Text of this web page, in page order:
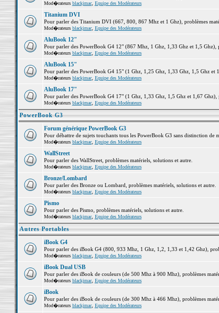
Mod�rateurs blackjmac, Equipe des Modérateurs
Titanium DVI
Pour parler des Titanium DVI (667, 800, 867 Mhz et 1 Ghz), problèmes
Mod�rateurs blackjmac, Equipe des Modérateurs
AluBook 12"
Pour parler des PowerBook G4 12" (867 Mhz, 1 Ghz, 1,33 Ghz et 1,5 Ghz),
Mod�rateurs blackjmac, Equipe des Modérateurs
AluBook 15"
Pour parler des PowerBook G4 15" (1 Ghz, 1,25 Ghz, 1,33 Ghz, 1,5 Ghz et
Mod�rateurs blackjmac, Equipe des Modérateurs
AluBook 17"
Pour parler des PowerBook G4 17" (1 Ghz, 1,33 Ghz, 1,5 Ghz et 1,67 Ghz),
Mod�rateurs blackjmac, Equipe des Modérateurs
PowerBook G3
Forum générique PowerBook G3
Pour débattre de sujets touchants tous les PowerBook G3 sans distinction de
Mod�rateurs blackjmac, Equipe des Modérateurs
WallStreet
Pour parler des WallStreet, problèmes matériels, solutions et autre.
Mod�rateurs blackjmac, Equipe des Modérateurs
Bronze/Lombard
Pour parler des Bronze ou Lombard, problèmes matériels, solutions et autre.
Mod�rateurs blackjmac, Equipe des Modérateurs
Pismo
Pour parler des Pismo, problèmes matériels, solutions et autre.
Mod�rateurs blackjmac, Equipe des Modérateurs
Autres Portables
iBook G4
Pour parler des iBook G4 (800, 933 Mhz, 1 Ghz, 1,2, 1,33 et 1,42 Ghz),
Mod�rateurs blackjmac, Equipe des Modérateurs
iBook Dual USB
Pour parler des iBook de couleurs (de 500 Mhz à 900 Mhz), problèmes
Mod�rateurs blackjmac, Equipe des Modérateurs
iBook
Pour parler des iBook de couleurs (de 300 Mhz à 466 Mhz), problèmes
Mod�rateurs blackjmac, Equipe des Modérateurs